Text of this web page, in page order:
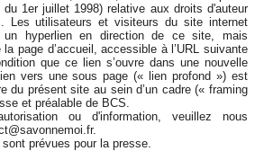
du 1er juillet 1998) relative aux droits d'auteur
Les utilisateurs et visiteurs du site internet
hyperlien en direction de ce site, mais
page d’accueil, accessible à l’URL suivante
que ce lien s’ouvre dans une nouvelle
vers une sous page (« lien profond ») est
du présent site au sein d’un cadre (« framing
et préalable de BCS.
ou d'information, veuillez nous
prévues pour la presse.